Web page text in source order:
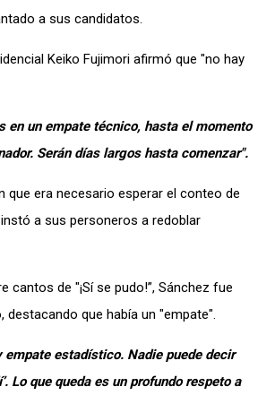
a sus candidatos.
Keiko Fujimori afirmó que "no hay
en un empate técnico, hasta el momento
Serán días largos hasta comenzar".
que era necesario esperar el conteo de
a sus personeros a redoblar
cantos de "¡Sí se pudo!”, Sánchez fue
destacando que había un "empate".
empate estadístico. Nadie puede decir
Lo que queda es un profundo respeto a